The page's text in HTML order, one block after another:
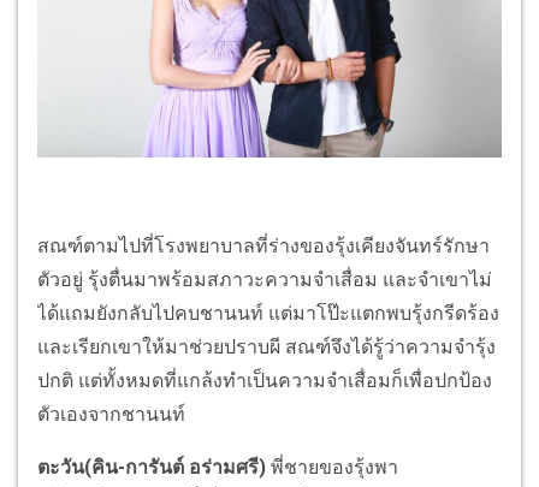
สณฑ์ตามไปที่โรงพยาบาลที่ร่างของรุ้งเคียงจันทร์รักษา
ตัวอยู่ รุ้งตื่นมาพร้อมสภาวะความจำเสื่อม และจำเขาไม่
ได้แถมยังกลับไปคบชานนท์ แต่มาโป๊ะแตกพบรุ้งกรีดร้อง
และเรียกเขาให้มาช่วยปราบผี สณฑ์จึงได้รู้ว่าความจำรุ้ง
ปกติ แต่ทั้งหมดที่แกล้งทำเป็นความจำเสื่อมก็เพื่อปกป้อง
ตัวเองจากชานนท์
ตะวัน(คิน-การันต์ อร่ามศรี) พี่ชายของรุ้งพา